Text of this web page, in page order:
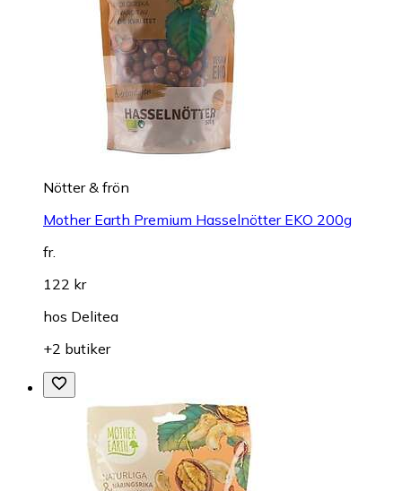
Nötter & frön
Mother Earth Premium Hasselnötter EKO 200g
fr.
122 kr
hos Delitea
+2 butiker